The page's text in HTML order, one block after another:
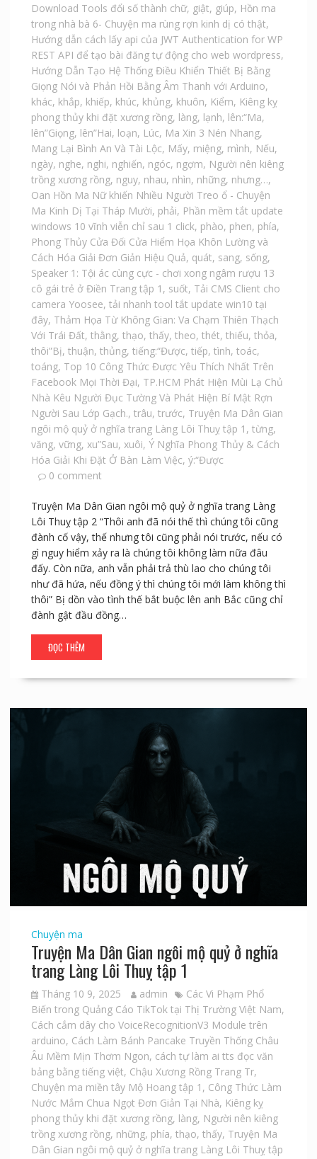
Download Tools đổi số thành chữ, giật, giúp, Hồn ma
trong nhà bà 6- Chuyện ma rùng rợn kinh dị có thật,
Hướng dẫn cách lấy api của JWT Authentication for WP
REST API để tạo bài đăng tự động cho web wordpress,
Hướng Dẫn Tạo Hệ Thống Điều Khiển Thiết Bị Bằng
Giọng Nói và Phản Hồi Bằng Âm Thanh với Arduino,
khác, khắp, khiếp, khúc, khủng, khuôn, Kiểm, Kiêng kỵ
phong thủy khi đặt xương rồng, làng, lạnh, lên:“Ma,
lên”Giọng, lên”Hai, loạn, Lúc, Ma Xin 3 Nén Nhang,
Mang Lại Bình An Và Tài Lộc, Mấy, miệng, mình, Nếu,
ngày, nghe, nghi, nghiến, ngóc, ngợm, Người nên kiêng
trồng xương rồng, nguy, nhau, nhìn, những, nhưng…,
Oan Hồn Ma Nữ khiến Nhiều Người Treo ổ - Chuyện
Ma Kinh Dị Tại Tháp Mười, phải, Phần mềm tắt update
windows 10 vĩnh viễn chỉ sau 1 click, phào, phen, phía,
Phong Thủy Cửa Đối Cửa Hiểm Họa Khôn Lường và
Cách Hóa Giải Đơn Giản Hiệu Quả, quát, sang, sống,
Speaker 1: Tội ác cùng cực - chơi xong ngâm rượu 13
cô gái trẻ ở Điền Trang tập 1 , suốt, Tải CMS Client cho
camera Yoosee, tải nhanh tool tắt update win10 tại
đây, Thảm Họa Từ Không Gian: Va Chạm Thiên Thạch
Với Trái Đất, thằng, thạo, thấy, theo, thét, thiếu, thỏa,
thôi”Bị, thuận, thủng, tiếng:“Được, tiếp, tình, toác,
toáng, Top 10 Công Thức Được Yêu Thích Nhất Trên
Facebook Mọi Thời Đại, TP.HCM Phát Hiện Mùi Lạ Chủ
Nhà Kêu Người Đục Tường Và Phát Hiện Bí Mật Rợn
Người Sau Lớp Gạch., trâu, trước, Truyện Ma Dân Gian
ngôi mộ quỷ ở nghĩa trang Làng Lôi Thuỵ tập 1 , từng,
văng, vững, xu”Sau, xuôi, Ý Nghĩa Phong Thủy & Cách
Hóa Giải Khi Đặt Ở Bàn Làm Việc, ý:“Được
0 comment
Truyện Ma Dân Gian ngôi mộ quỷ ở nghĩa trang Làng
Lôi Thuỵ tập 2 “Thôi anh đã nói thế thì chúng tôi cũng
đành cố vậy, thế nhưng tôi cũng phải nói trước, nếu có
gì nguy hiểm xảy ra là chúng tôi không làm nữa đâu
đấy. Còn nữa, anh vẫn phải trả thù lao cho chúng tôi
như đã hứa, nếu đồng ý thì chúng tôi mới làm không thì
thôi” Bị dồn vào tình thế bắt buộc lên anh Bắc cũng chỉ
đành gật đầu đồng…
ĐỌC THÊM
Chuyện ma
Truyện Ma Dân Gian ngôi mộ quỷ ở nghĩa
trang Làng Lôi Thuỵ tập 1
Tháng 10 9, 2025 admin
Các Vi Phạm Phổ
Biến trong Quảng Cáo TikTok tại Thị Trường Việt Nam,
Cách cắm dây cho VoiceRecognitionV3 Module trên
arduino, Cách Làm Bánh Pancake Truyền Thống Châu
Âu Mềm Mịn Thơm Ngon, cách tự làm ai tts đọc văn
bảng bằng tiếng việt, Chậu Xương Rồng Trang Tr,
Chuyện ma miền tây Mộ Hoang tập 1 , Công Thức Làm
Nước Mắm Chua Ngọt Đơn Giản Tại Nhà, Kiêng kỵ
phong thủy khi đặt xương rồng, làng, Người nên kiêng
trồng xương rồng, những, phía, thạo, thấy, Truyện Ma
Dân Gian ngôi mộ quỷ ở nghĩa trang Làng Lôi Thuỵ tập